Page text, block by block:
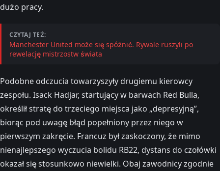
dużo pracy.
CZYTAJ TEŻ:
Manchester United może się spóźnić. Rywale ruszyli po
rewelację mistrzostw świata
Podobne odczucia towarzyszyły drugiemu kierowcy
zespołu. Isack Hadjar, startujący w barwach Red Bulla,
określił stratę do trzeciego miejsca jako „depresyjną”,
biorąc pod uwagę błąd popełniony przez niego w
pierwszym zakręcie. Francuz był zaskoczony, że mimo
nienajlepszego wyczucia bolidu RB22, dystans do czołówki
okazał się stosunkowo niewielki. Obaj zawodnicy zgodnie